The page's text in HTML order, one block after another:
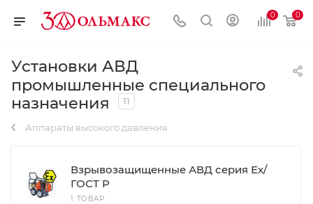
0 0
Установки АВД
промышленные специального
назначения
11
Аппараты высокого давления
Взрывозащищенные АВД серия Ех/
ГОСТ Р
1 ТОВАР